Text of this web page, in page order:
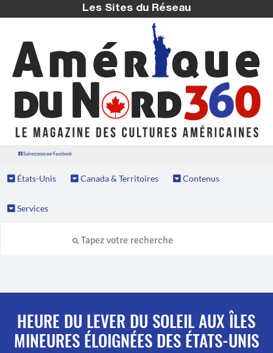
Les Sites du Réseau
Suivez nous sur Facebook
États-Unis Canada & Territoires Contenus
Services
HEURE DU LEVER DU SOLEIL AUX ÎLES
MINEURES ÉLOIGNÉES DES ÉTATS-UNIS